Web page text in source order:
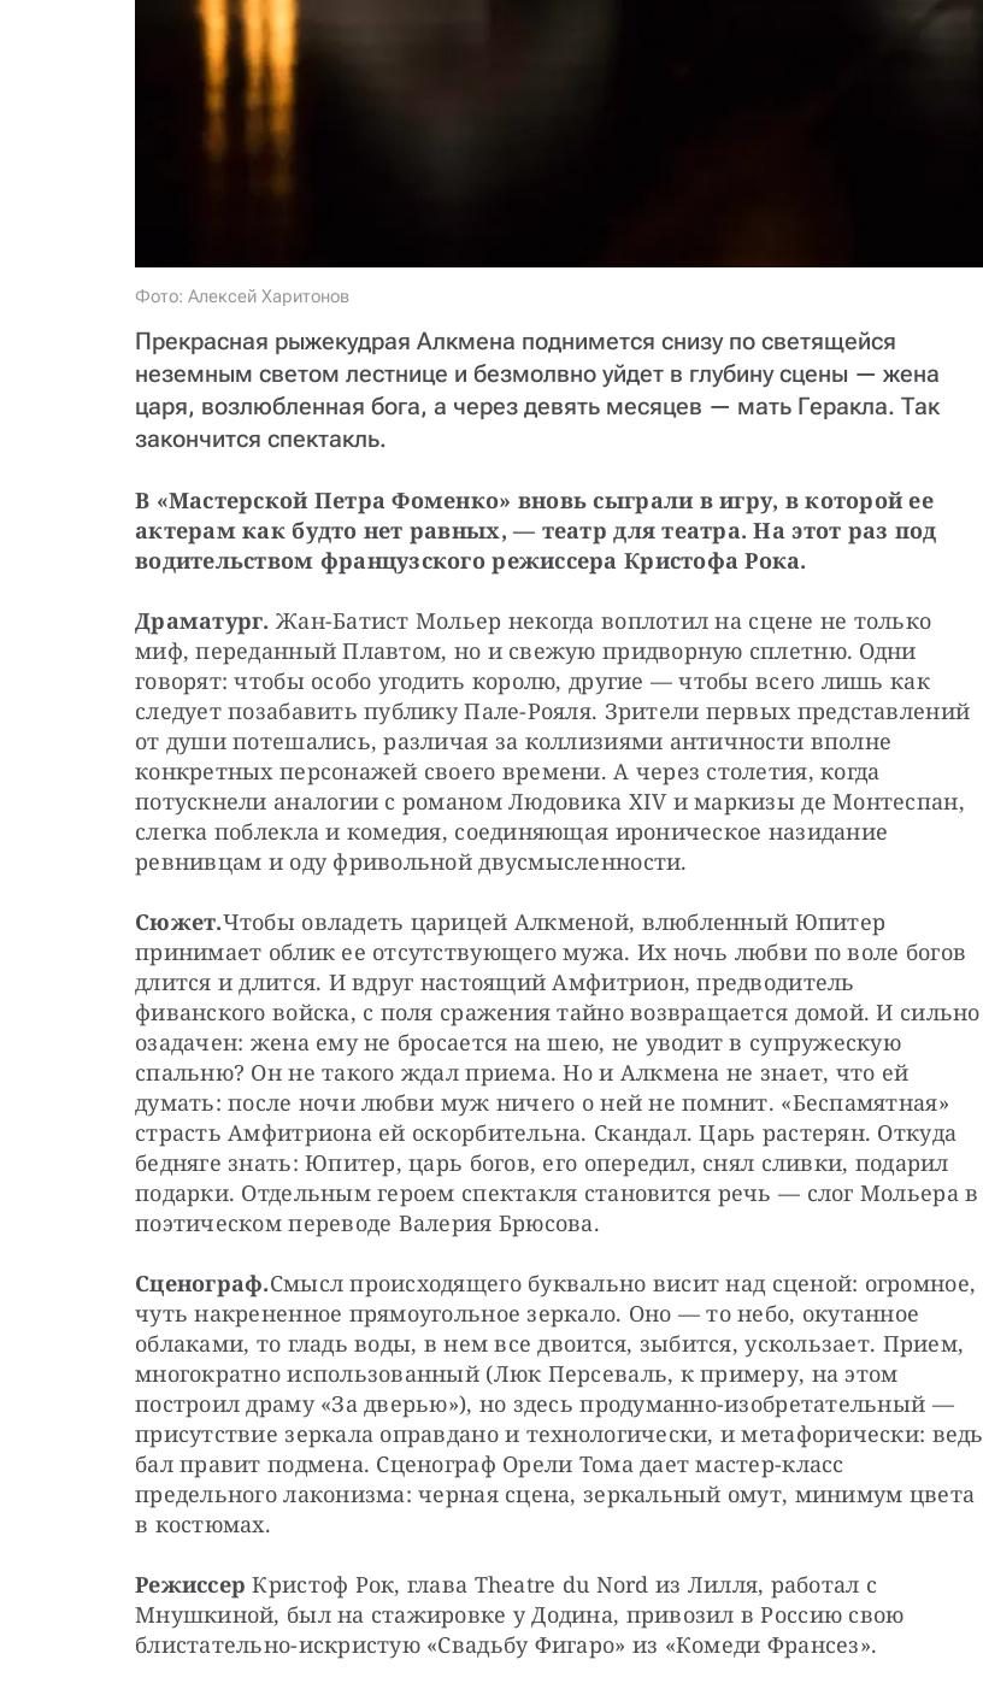
Фото: Алексей Харитонов
Прекрасная рыжекудрая Алкмена поднимется снизу по светящейся
неземным светом лестнице и безмолвно уйдет в глубину сцены — ​жена
царя, возлюбленная бога, а через девять месяцев — ​мать Геракла. Так
закончится спектакль.
В «Мастерской Петра Фоменко» вновь сыграли в игру, в которой ее
актерам как будто нет равных, — ​театр для театра. На этот раз под
водительством французского режиссера Кристофа Рока.
Драматург. Жан-Батист Мольер некогда воплотил на сцене не только
миф, переданный Плавтом, но и свежую придворную сплетню. Одни
говорят: чтобы особо угодить королю, другие — ​чтобы всего лишь как
следует позабавить публику Пале-Рояля. Зрители первых представлений
от души потешались, различая за коллизиями античности вполне
конкретных персонажей своего времени. А через столетия, когда
потускнели аналогии с романом Людовика ХIV и маркизы де Монтеспан,
слегка поблекла и комедия, соединяющая ироническое назидание
ревнивцам и оду фривольной двусмысленности.
Сюжет.Чтобы овладеть царицей Алкменой, влюбленный Юпитер
принимает облик ее отсутствующего мужа. Их ночь любви по воле богов
длится и длится. И вдруг настоящий Амфитрион, предводитель
фиванского войска, с поля сражения тайно возвращается домой. И сильно
озадачен: жена ему не бросается на шею, не уводит в супружескую
спальню? Он не такого ждал приема. Но и Алкмена не знает, что ей
думать: после ночи любви муж ничего о ней не помнит. «Беспамятная»
страсть Амфитриона ей оскорбительна. Скандал. Царь растерян. Откуда
бедняге знать: Юпитер, царь богов, его опередил, снял сливки, подарил
подарки. Отдельным героем спектакля становится речь — ​слог Мольера в
поэтическом переводе Валерия Брюсова.
Сценограф.Смысл происходящего буквально висит над сценой: огромное,
чуть накрененное прямоугольное зеркало. Оно — ​то небо, окутанное
облаками, то гладь воды, в нем все двоится, зыбится, ускользает. Прием,
многократно использованный (Люк Персеваль, к примеру, на этом
построил драму «За дверью»), но здесь продуманно-изобретательный —
присутствие зеркала оправдано и технологически, и метафорически: ведь
бал правит подмена. Сценограф Орели Тома дает мастер-класс
предельного лаконизма: черная сцена, зеркальный омут, минимум цвета
в костюмах.
Режиссер Кристоф Рок, глава Тheatre du Nord из Лилля, работал с
Мнушкиной, был на стажировке у Додина, привозил в Россию свою
блистательно-искристую «Свадьбу Фигаро» из «Комеди Франсез».